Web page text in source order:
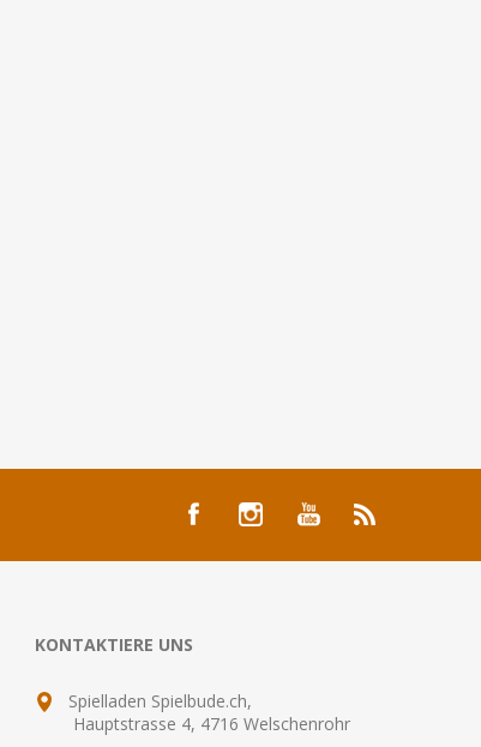
KONTAKTIERE UNS
Spielladen Spielbude.ch,
Hauptstrasse 4, 4716 Welschenrohr